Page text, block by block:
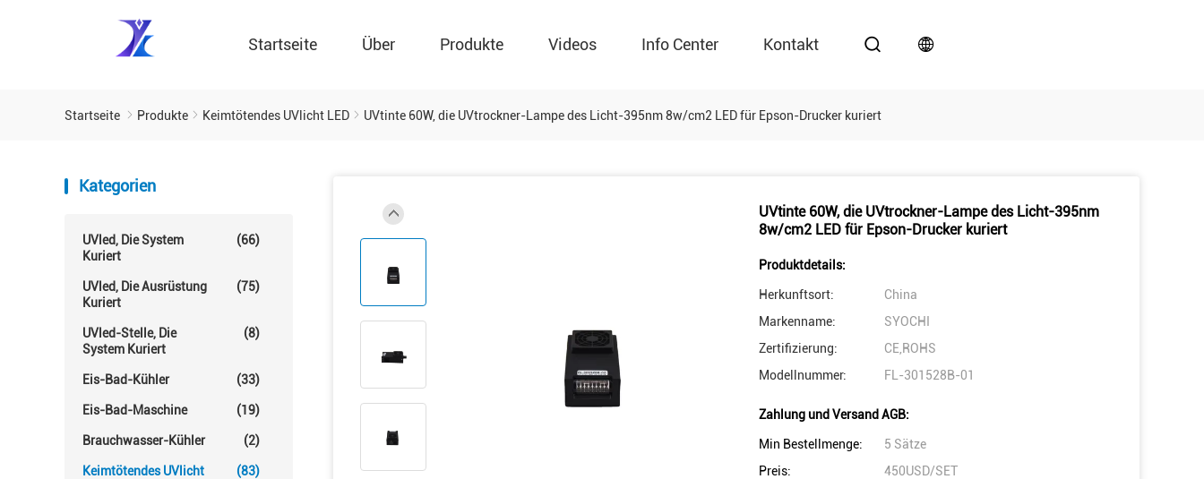
Startseite Über Produkte Videos Info Center Kontakt
Startseite Produkte Keimtötendes UVlicht LED UVtinte 60W, die UVtrockner-Lampe des Licht-395nm 8w/cm2 LED für Epson-Drucker kuriert
Kategorien
UVled, Die System
Kuriert
(66)
UVled, Die Ausrüstung
Kuriert
(75)
UVled-Stelle, Die
System Kuriert
(8)
Eis-Bad-Kühler (33)
Eis-Bad-Maschine (19)
Brauchwasser-Kühler (2)
Keimtötendes UVlicht
(83)
UVtinte 60W, die UVtrockner-Lampe des Licht-395nm
8w/cm2 LED für Epson-Drucker kuriert
Produktdetails:
Herkunftsort:
China
Markenname:
SYOCHI
Zertifizierung:
CE,ROHS
Modellnummer:
FL-301528B-01
Zahlung und Versand AGB:
Min Bestellmenge:
5 Sätze
Preis:
450USD/SET